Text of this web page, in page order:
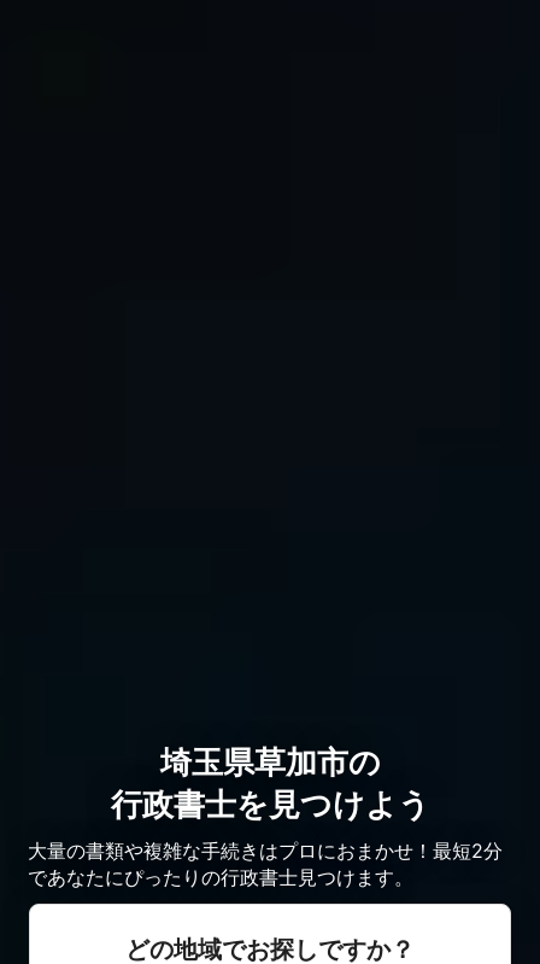
埼玉県草加市の
行政書士を見つけよう
大量の書類や複雑な手続きはプロにおまかせ！最短2分
であなたにぴったりの行政書士見つけます。
どの地域でお探しですか？